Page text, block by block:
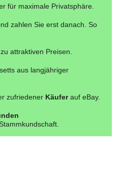
für maximale Privatsphäre.
zahlen Sie erst danach. So
attraktiven Preisen.
aus langjähriger
zufriedener Käuferauf eBay.